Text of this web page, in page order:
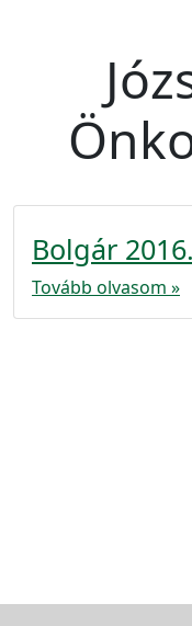
Bolgár
Tovább olvasom »